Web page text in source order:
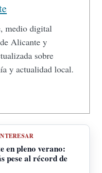
medio digital
de Alicante y
sobre
y actualidad local.
en pleno verano:
pese al récord de